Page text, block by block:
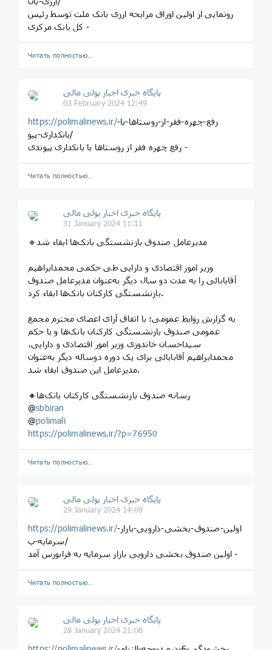
رونمایی از اولین اوراق مرابحه ارزی بانک ملت توسط رئیس
کل بانک مرکزی -
Читать полностью…
پایگاه خبری اخبار پولی مالی
03 February 2024 12:49
https://polimalinews.ir/رفع-چهره-فقر-از-روستاها-با-
بانکداری-پیو/
رفع چهره فقر از روستاها با بانکداری پیوندی -
Читать полностью…
پایگاه خبری اخبار پولی مالی
31 January 2024 11:11
🔹مدیرعامل صندوق بازنشستگی بانک‌ها ابقاء شد
وزیر امور اقتصادی و دارایی طی حکمی محمدابراهیم
آقابابائی را به مدت دو سال دیگر به‌عنوان مدیرعامل صندوق
بازنشستگی کارکنان بانک‌ها ابقاء کرد.
به گزارش روابط عمومی؛ با اتفاق آرای اعضای محترم مجمع
عمومی صندوق بازنشستگی کارکنان بانک‌ها و با حکم
سیداحسان خاندوزی وزیر امور اقتصادی و دارایی،
محمدابراهیم آقابابائی برای یک دوره دوساله دیگر به‌عنوان
مدیرعامل این صندوق ابقاء شد.
🔸رسانه صندوق بازنشستگی کارکنان بانک‌ها
@sbbiran
@polimali
https://polimalinews.ir/?p=76950
Читать полностью…
پایگاه خبری اخبار پولی مالی
29 January 2024 14:09
https://polimalinews.ir/اولین-صندوق-بخشی-دارویی-بازار-
سرمایه-ب/
اولین صندوق بخشی دارویی بازار سرمایه به فرابورس آمد -
Читать полностью…
پایگاه خبری اخبار پولی مالی
28 January 2024 21:08